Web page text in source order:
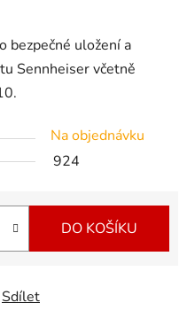
bezpečné uložení a
Sennheiser včetně
Na objednávku
924
DO KOŠÍKU
Sdílet